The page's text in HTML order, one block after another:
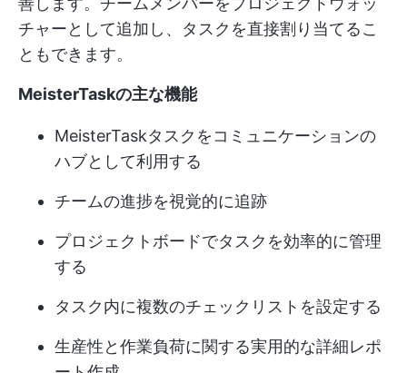
チャーとして追加し、タスクを直接割り当てるこ
ともできます。
MeisterTaskの主な機能
MeisterTaskタスクをコミュニケーションの
ハブとして利用する
チームの進捗を視覚的に追跡
プロジェクトボードでタスクを効率的に管理
する
タスク内に複数のチェックリストを設定する
生産性と作業負荷に関する実用的な詳細レポ